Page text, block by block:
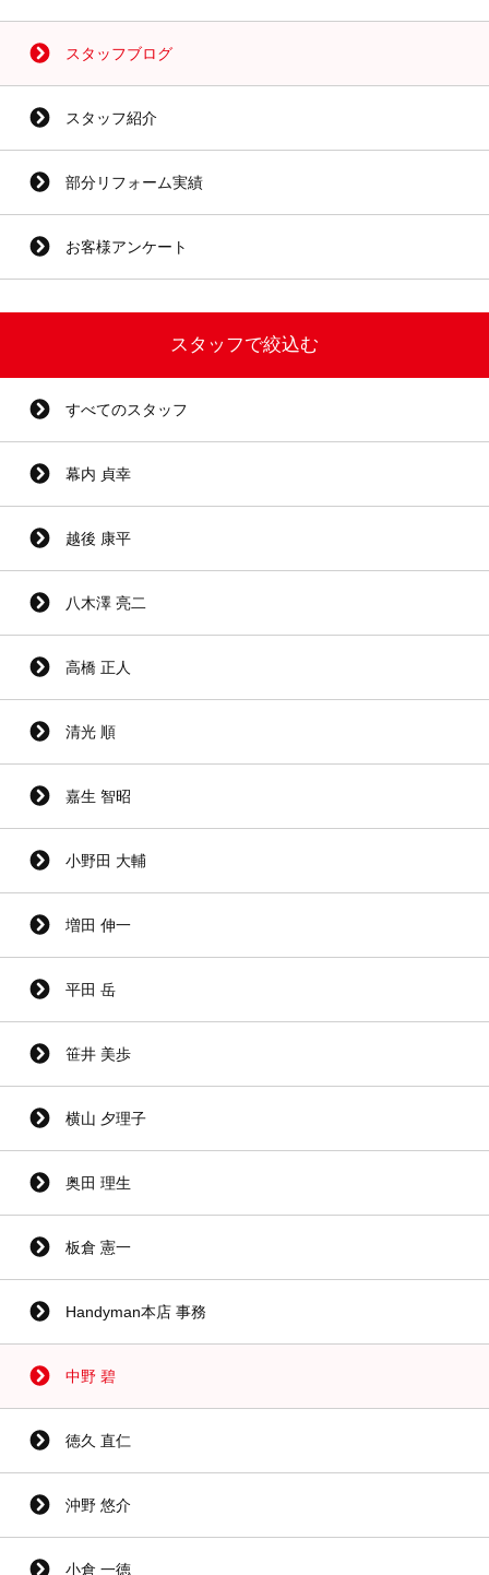
スタッフブログ
スタッフ紹介
部分リフォーム実績
お客様アンケート
スタッフで絞込む
すべてのスタッフ
幕内 貞幸
越後 康平
八木澤 亮二
高橋 正人
清光 順
嘉生 智昭
小野田 大輔
増田 伸一
平田 岳
笹井 美歩
横山 夕理子
奥田 理生
板倉 憲一
Handyman本店 事務
中野 碧
徳久 直仁
沖野 悠介
小倉 一徳